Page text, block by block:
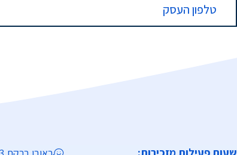
טלפון העסק